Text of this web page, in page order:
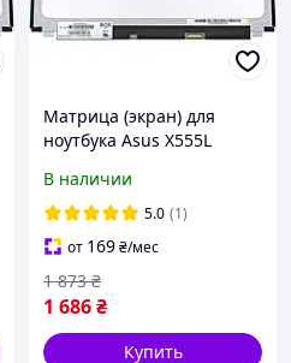
Матрица (экран) для
ноутбука Asus X555L
В наличии
5.0 (1)
от 169₴/мес
1 686₴
1 873 ₴
Купить